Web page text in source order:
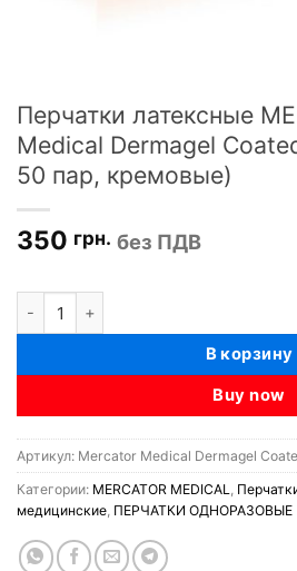
Перчатки латексные
Medical Dermagel
50 пар, кремовые)
350 грн. без ПДВ
В корзину
Buy now
Артикул: Mercator Medical Dermagel
Категории: MERCATOR MEDICAL,
медицинские, ПЕРЧАТКИ ОДНОРАЗОВЫЕ